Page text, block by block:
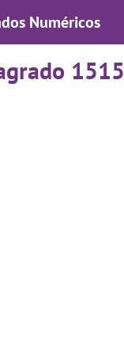
Numéricos
1515